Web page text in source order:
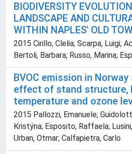
BIODIVERSITY
LANDSCAPE AND
WITHIN NAPLES' OLD
2015 Cirillo, Clelia; Scarpa, Luigi;
Bertoli, Barbara; Russo, Marina;
BVOC emission in
effect of stand structure,
temperature and ozone
2015 Pallozzi, Emanuele;
Kristýna; Esposito, Raffaela;
Urban, Otmar; Calfapietra, Carlo